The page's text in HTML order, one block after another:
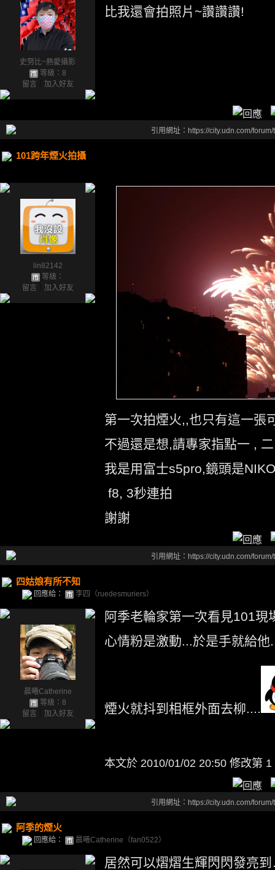
史努比~熱愛攝影
等級：8
留言
加入好友
比我還會拍照片~讚讚讚!
引用網址：https://city.udn.com/
101跨年煙火拍攝
lin82142
等級：
留言
加入好友
第一次拍煙火,,也只有這一張
不過還是想,請專家指點一 , 二
我是用富士s5pro,鏡頭是
f8, 3秒連拍
謝謝
引用網址：https://city.udn.com/
四姑娘有所不知
回應給： 李四（ruedesmuriers）
晨曦Catherine
等級：8
留言
加入好友
阿季老輪家第一次看見101現
心情粉是激動...於是手就給
煙火就抖到相框外面去柳....
本文於 2010/01/02 20:50 修改第 1
引用網址：https://city.udn.com/
阿季的煙火
回應給： 晨曦Catherine（fan0522）
居然可以熠熠生輝閃閃發亮